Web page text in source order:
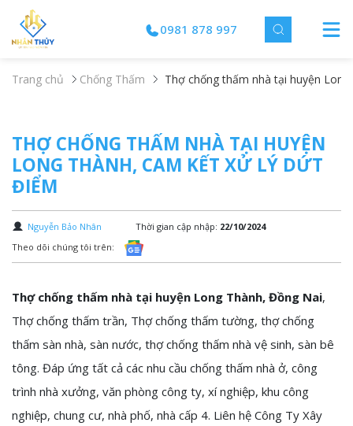
0981 878 997
Trang chủ Chống Thấm Thợ chống thấm nhà tại huyện
THỢ CHỐNG THẤM NHÀ TẠI HUYỆN
LONG THÀNH, CAM KẾT XỬ LÝ DỨT
ĐIỂM
Nguyễn Bảo Nhân Thời gian cập nhập: 22/10/2024
Theo dõi chúng tôi trên:
Thợ chống thấm nhà tại huyện Long Thành, Đồng Nai,
Thợ chống thấm trần, Thợ chống thấm tường, thợ chống
thấm sàn nhà, sàn nước, thợ chống thấm nhà vệ sinh, sàn bê
tông. Đáp ứng tất cả các nhu cầu chống thấm nhà ở, công
trình nhà xưởng, văn phòng công ty, xí nghiệp, khu công
nghiệp, chung cư, nhà phố, nhà cấp 4. Liên hệ Công Ty Xây